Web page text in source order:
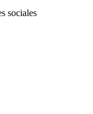
sociales